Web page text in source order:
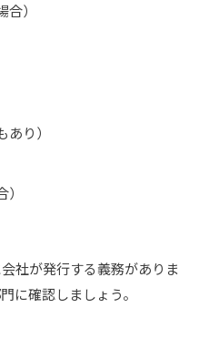
）
り）
社が発行する義務がありま
に確認しましょう。